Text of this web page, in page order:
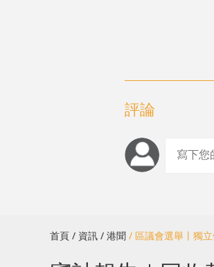
評論
首頁 / 資訊 / 港聞 / 區議會選舉丨獨